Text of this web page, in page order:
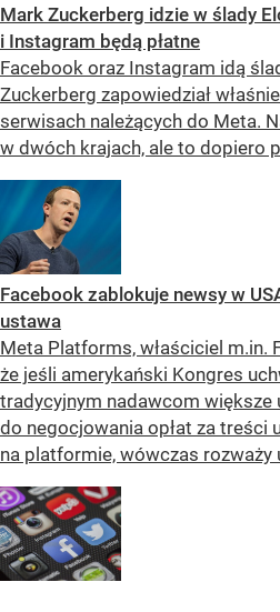
Mark Zuckerberg idzie w ślady
i Instagram będą płatne
Facebook oraz Instagram idą
Zuckerberg zapowiedział
serwisach należących do Meta.
w dwóch krajach, ale to dopiero
Facebook zablokuje newsy w
ustawa
Meta Platforms, właściciel m.in.
że jeśli amerykański Kongres
tradycyjnym nadawcom większe
do negocjowania opłat za treści
na platformie, wówczas rozważy